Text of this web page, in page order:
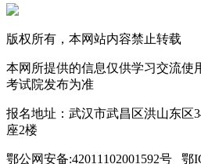
版权所有，本网站内容禁止转载
本网所提供的信息仅供学习交流使
考试院发布为准
报名地址：武汉市武昌区洪山东区
座2楼
鄂公网安备:42011102001592号 鄂